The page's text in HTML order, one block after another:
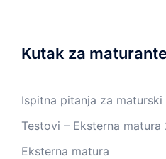
Kutak za maturante
Ispitna pitanja za
Testovi – Eksterna matura
Eksterna matura